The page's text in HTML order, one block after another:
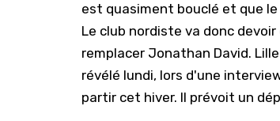
est quasiment bouclé et que le
Le club nordiste va donc
remplacer Jonathan David.
révélé lundi, lors d'une
partir cet hiver. Il prévoit un